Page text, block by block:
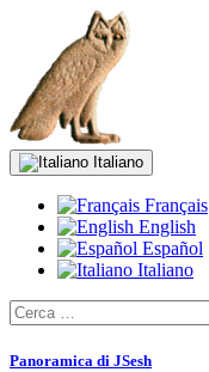
Italiano
Français
English
Español
Italiano
Panoramica di JSesh